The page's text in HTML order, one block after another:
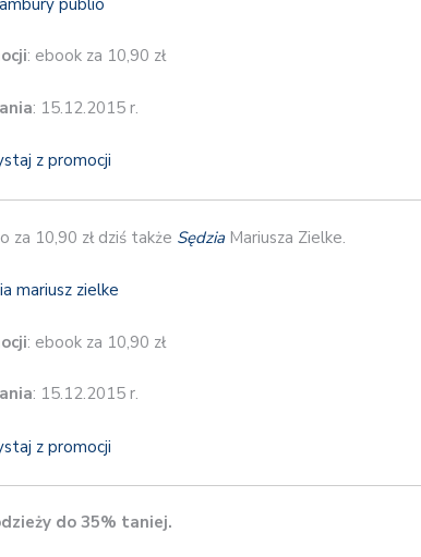
: ebook za 10,90 zł
: 15.12.2015 r.
z promocji
10,90 zł dziś także SędziaMariusza Zielke.
: ebook za 10,90 zł
: 15.12.2015 r.
z promocji
do 35% taniej.